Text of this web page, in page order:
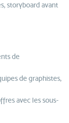
storyboard avant
de
de graphistes,
avec les sous-